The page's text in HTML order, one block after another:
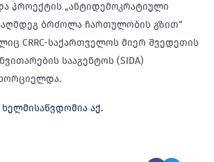
პროექტის „ანტიდემოკრატიული
ბრძოლა ჩართულობის გზით“
CRRC-საქართველოს მიერ შვედეთის
სააგენტოს (SIDA)
აქ.